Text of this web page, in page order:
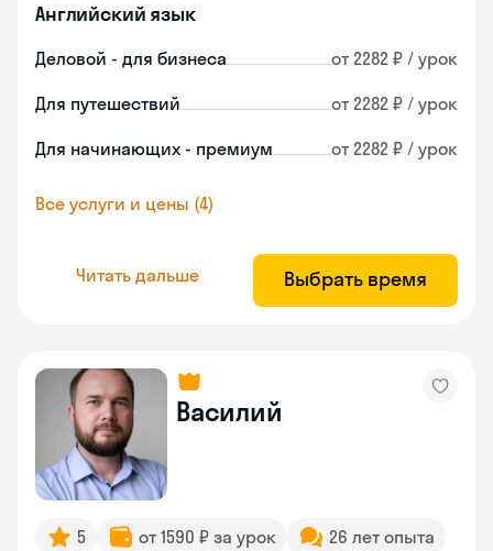
Английский язык
Деловой - для бизнеса от 2282 ₽ / урок
Для путешествий от 2282 ₽ / урок
Для начинающих - премиум от 2282 ₽ / урок
Все услуги и цены (4)
Читать дальше Выбрать время
Василий
5 от 1590 ₽ за урок
26 лет опыта